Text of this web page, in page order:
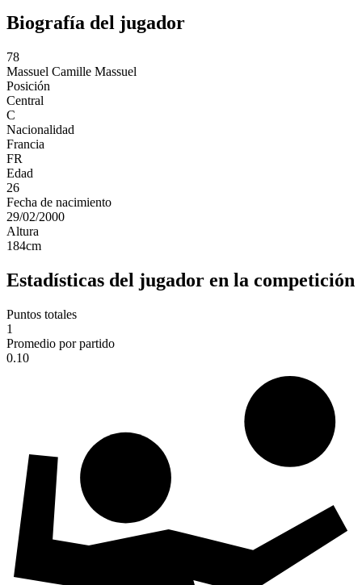
Biografía del jugador
78
Massuel Camille Massuel
Posición
Central
C
Nacionalidad
Francia
FR
Edad
26
Fecha de nacimiento
29/02/2000
Altura
184cm
Estadísticas del jugador en la competición
Puntos totales
1
Promedio por partido
0.10